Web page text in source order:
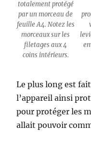
totalement protégé
par un morceau de
feuille A4. Notez les
morceaux sur les
filetages aux 4
coins intérieurs.
Le plus long est
l’appareil ainsi
pour protéger les
allait pouvoir